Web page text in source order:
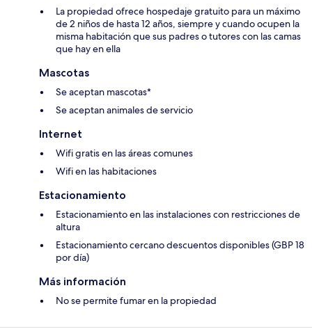
La propiedad ofrece hospedaje gratuito para un máximo
de 2 niños de hasta 12 años, siempre y cuando ocupen la
misma habitación que sus padres o tutores con las camas
que hay en ella
Mascotas
Se aceptan mascotas*
Se aceptan animales de servicio
Internet
Wifi gratis en las áreas comunes
Wifi en las habitaciones
Estacionamiento
Estacionamiento en las instalaciones con restricciones de
altura
Estacionamiento cercano descuentos disponibles (GBP 18
por día)
Más información
No se permite fumar en la propiedad